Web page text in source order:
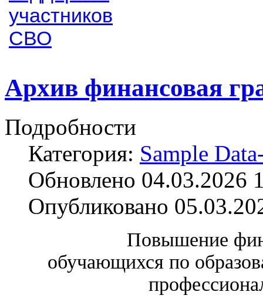
Архив финансовая
Подробности
Категория: Sample
Обновлено 04.03.2026
Опубликовано
Повышение
обучающихся по